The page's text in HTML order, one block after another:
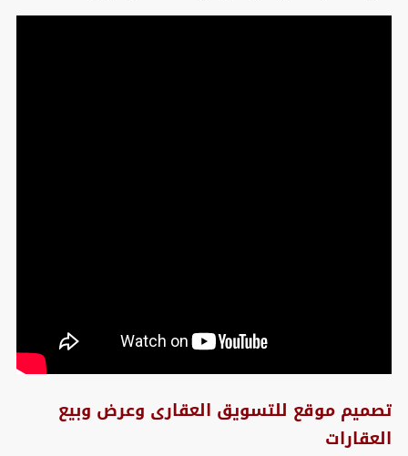
تصميم موقع للتسويق العقارى وعرض وبيع
العقارات